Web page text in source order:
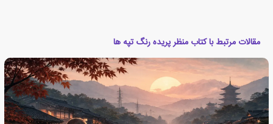
مقالات مرتبط با کتاب منظر پریده رنگ تپه ها